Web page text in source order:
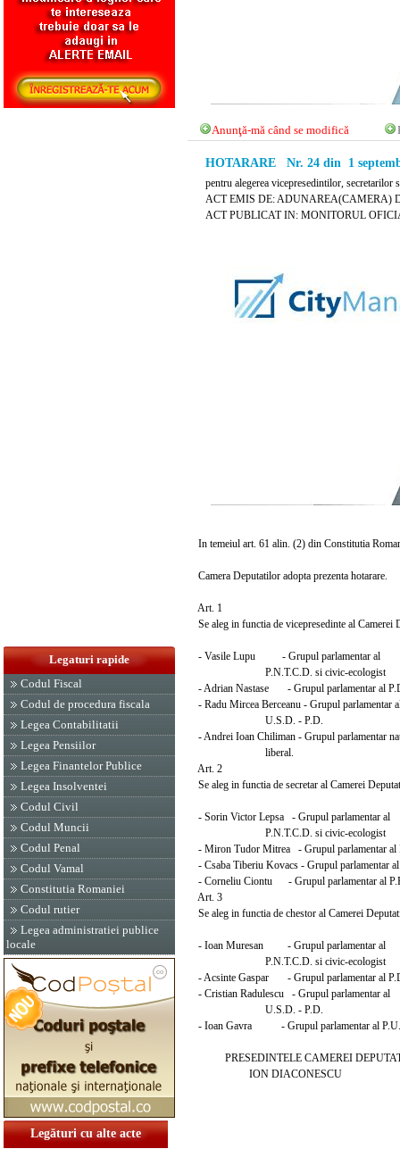
Legaturi rapide
Codul Fiscal
Codul de procedura fiscala
Legea Contabilitatii
Legea Pensiilor
Legea Finantelor Publice
Legea Insolventei
Codul Civil
Codul Muncii
Codul Penal
Codul Vamal
Constitutia Romaniei
Codul rutier
Legea administratiei publice
locale
Legături cu alte acte
Anunţă-mă când se modifică
HOTARARE Nr. 24 din 1
pentru alegerea vicepresedintilor,
ACT EMIS DE: ADUNAREA(CAMERA)
ACT PUBLICAT IN: MONITORUL
In temeiul art. 61 alin. (2) din Constitutia
Camera Deputatilor adopta prezenta hotarare.
Art. 1
Se aleg in functia de vicepresedinte al Camerei
- Vasile Lupu - Grupul parlamentar al
P.N.T.C.D. si civic-ecologist
- Adrian Nastase - Grupul parlamentar al
- Radu Mircea Berceanu - Grupul parlamentar
U.S.D. - P.D.
- Andrei Ioan Chiliman - Grupul parlamentar
liberal.
Art. 2
Se aleg in functia de secretar al Camerei
- Sorin Victor Lepsa - Grupul parlamentar al
P.N.T.C.D. si civic-ecologist
- Miron Tudor Mitrea - Grupul parlamentar al
- Csaba Tiberiu Kovacs - Grupul parlamentar
- Corneliu Ciontu - Grupul parlamentar al
Art. 3
Se aleg in functia de chestor al Camerei
- Ioan Muresan - Grupul parlamentar al
P.N.T.C.D. si civic-ecologist
- Acsinte Gaspar - Grupul parlamentar al
- Cristian Radulescu - Grupul parlamentar al
U.S.D. - P.D.
- Ioan Gavra - Grupul parlamentar al
PRESEDINTELE CAMEREI
ION DIACONESCU